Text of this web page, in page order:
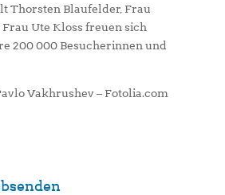
Thorsten Blaufelder, Frau
Ute Kloss freuen sich
200 000 Besucherinnen und
Vakhrushev – Fotolia.com